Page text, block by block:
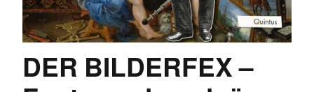
DER BILDERFEX –